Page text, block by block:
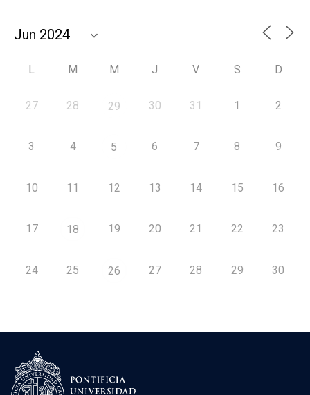
L M M J V S D
27 28 29 30 31 1 2
3 4 5 6 7 8 9
10 11 12 13 14 15 16
17 18 19 20 21 22 23
24 25 26 27 28 29 30